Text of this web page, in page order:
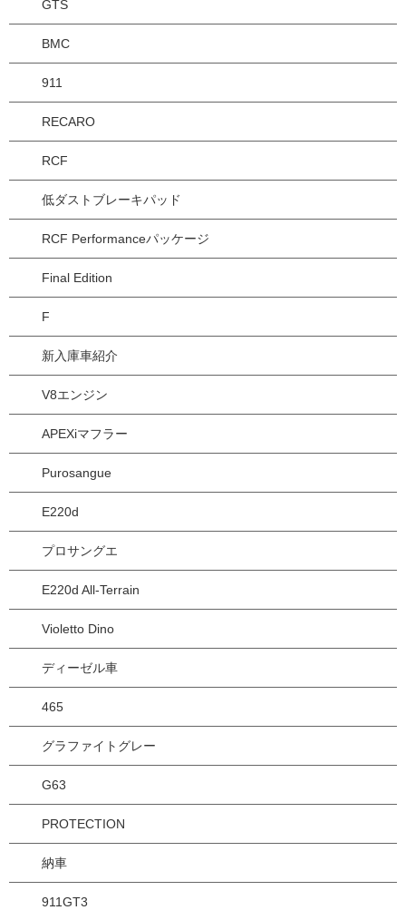
GTS
BMC
911
RECARO
RCF
低ダストブレーキパッド
RCF Performanceパッケージ
Final Edition
F
新入庫車紹介
V8エンジン
APEXiマフラー
Purosangue
E220d
プロサングエ
E220d All-Terrain
Violetto Dino
ディーゼル車
465
グラファイトグレー
G63
PROTECTION
納車
911GT3